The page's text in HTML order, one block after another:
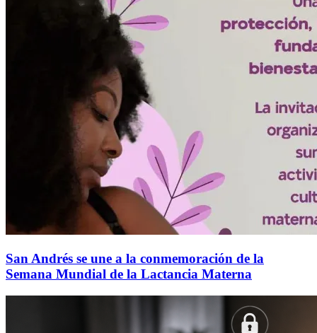
San Andrés se une a la conmemoración de la
Semana Mundial de la Lactancia Materna